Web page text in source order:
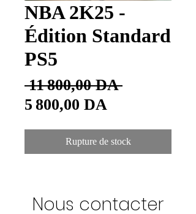
NBA 2K25 -
Édition Standard
PS5
11 800,00 DA Prix
5 800,00 DA
Rupture de stock
Nous contacter